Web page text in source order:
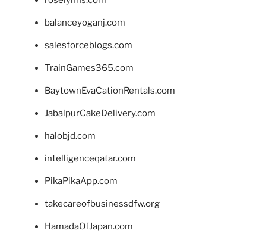
balanceyoganj.com
salesforceblogs.com
TrainGames365.com
BaytownEvaCationRentals.com
JabalpurCakeDelivery.com
halobjd.com
intelligenceqatar.com
PikaPikaApp.com
takecareofbusinessdfw.org
HamadaOfJapan.com